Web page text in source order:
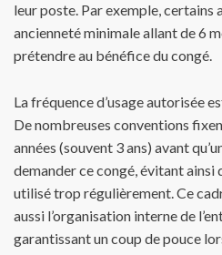
leur poste. Par exemple, certains
ancienneté minimale allant de 6
prétendre au bénéfice du congé.
La fréquence d’usage autorisée
De nombreuses conventions
années (souvent 3 ans) avant
demander ce congé, évitant
utilisé trop régulièrement. Ce
aussi l’organisation interne de
garantissant un coup de pouce